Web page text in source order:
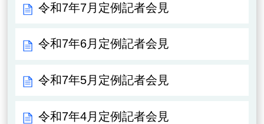
令和7年7月定例記者会見
令和7年6月定例記者会見
令和7年5月定例記者会見
令和7年4月定例記者会見